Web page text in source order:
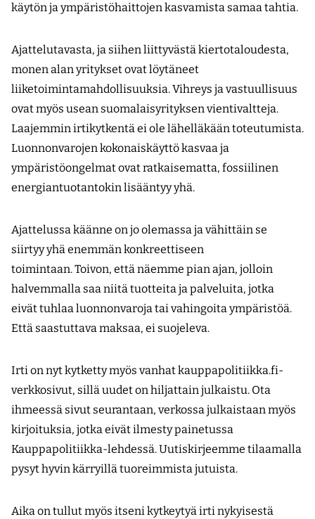
käytön ja ympäristöhaittojen kasvamista samaa tahtia.
Ajattelutavasta, ja siihen liittyvästä kiertotaloudesta,
monen alan yritykset ovat löytäneet
liiketoimintamahdollisuuksia. Vihreys ja vastuullisuus
ovat myös usean suomalaisyrityksen vientivaltteja.
Laajemmin irtikytkentä ei ole lähelläkään toteutumista.
Luonnonvarojen kokonaiskäyttö kasvaa ja
ympäristöongelmat ovat ratkaisematta, fossiilinen
energiantuotantokin lisääntyy yhä.
Ajattelussa käänne on jo olemassa ja vähittäin se
siirtyy yhä enemmän konkreettiseen
toimintaan. Toivon, että näemme pian ajan, jolloin
halvemmalla saa niitä tuotteita ja palveluita, jotka
eivät tuhlaa luonnonvaroja tai vahingoita ympäristöä.
Että saastuttava maksaa, ei suojeleva.
Irti on nyt kytketty myös vanhat kauppapolitiikka.fi-
verkkosivut, sillä uudet on hiljattain julkaistu. Ota
ihmeessä sivut seurantaan, verkossa julkaistaan myös
kirjoituksia, jotka eivät ilmesty painetussa
Kauppapolitiikka-lehdessä. Uutiskirjeemme tilaamalla
pysyt hyvin kärryillä tuoreimmista jutuista.
Aika on tullut myös itseni kytkeytyä irti nykyisestä